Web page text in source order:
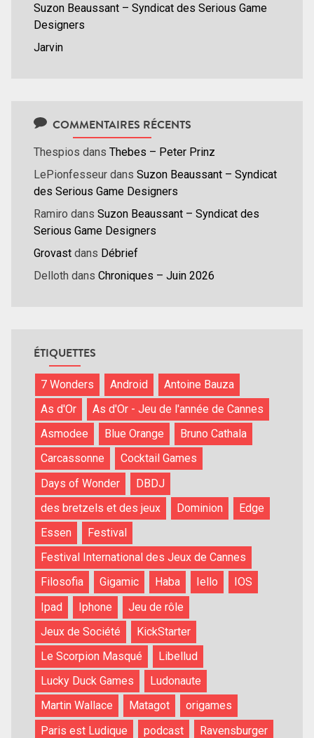
Suzon Beaussant – Syndicat des Serious Game
Designers
Jarvin
COMMENTAIRES RÉCENTS
Thespios dans Thebes – Peter Prinz
LePionfesseur dans Suzon Beaussant – Syndicat
des Serious Game Designers
Ramiro dans Suzon Beaussant – Syndicat des
Serious Game Designers
Grovast dans Débrief
Delloth dans Chroniques – Juin 2026
ÉTIQUETTES
7 Wonders Android
Antoine Bauza
As d'Or
As d'Or - Jeu de l'année de Cannes
Asmodee
Blue Orange
Bruno Cathala
Carcassonne
Cocktail Games
Days of Wonder
DBDJ
des bretzels et des jeux
Dominion
Edge
Essen
Festival
Festival International des Jeux de Cannes
Filosofia
Gigamic Haba Iello
IOS
Ipad
Iphone
Jeu de rôle
Jeux de Société
KickStarter
Le Scorpion Masqué
Libellud
Lucky Duck Games
Ludonaute
Martin Wallace
Matagot
origames
Paris est Ludique
podcast
Ravensburger